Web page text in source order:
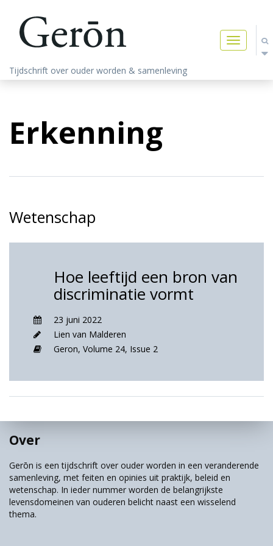
Toggle
navigation
Tijdschrift over ouder worden & samenleving
Erkenning
Wetenschap
Hoe leeftijd een bron van
discriminatie vormt
23 juni 2022
Lien van Malderen
Geron, Volume 24, Issue 2
Over
Gerōn is een tijdschrift over ouder worden in een veranderende
samenleving, met feiten en opinies uit praktijk, beleid en
wetenschap. In ieder nummer worden de belangrijkste
levensdomeinen van ouderen belicht naast een wisselend
thema.